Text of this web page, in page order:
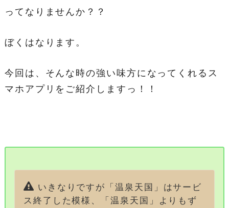
ってなりませんか？？
ぼくはなります。
今回は、そんな時の強い味方になってくれるス
マホアプリをご紹介しますっ！！
いきなりですが「温泉天国」はサービ
ス終了した模様、「温泉天国」よりもず